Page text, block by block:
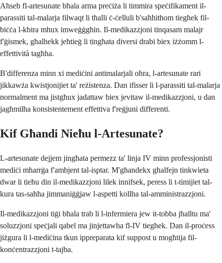
Aħseb fl-artesunate bħala arma preċiża li timmira speċifikament il-
parassiti tal-malarja filwaqt li tħalli ċ-ċelluli b'saħħithom tiegħek fil-
biċċa l-kbira mhux imweġġgħin. Il-medikazzjoni tinqasam malajr
f'ġismek, għalhekk jeħtieġ li tingħata diversi drabi biex iżżomm l-
effettività tagħha.
B'differenza minn xi mediċini antimalarjali oħra, l-artesunate rari
jikkawża kwistjonijiet ta' reżistenza. Dan ifisser li l-parassiti tal-malarja
normalment ma jistgħux jadattaw biex jevitaw il-medikazzjoni, u dan
jagħmilha konsistentement effettiva f'reġjuni differenti.
Kif Għandi Nieħu l-Artesunate?
L-artesunate dejjem jingħata permezz ta' linja IV minn professjonisti
mediċi mħarrġa f'ambjent tal-isptar. M'għandekx għalfejn tinkwieta
dwar li tieħu din il-medikazzjoni lilek innifsek, peress li t-timijiet tal-
kura tas-saħħa jimmaniġġjaw l-aspetti kollha tal-amministrazzjoni.
Il-medikazzjoni tiġi bħala trab li l-infermiera jew it-tobba jħalltu ma'
soluzzjoni speċjali qabel ma jinjettawha fl-IV tiegħek. Dan il-proċess
jiżgura li l-mediċina tkun ippreparata kif suppost u mogħtija fil-
konċentrazzjoni t-tajba.